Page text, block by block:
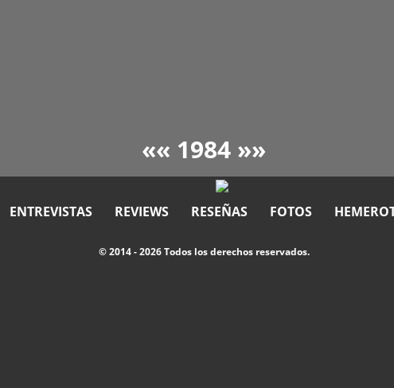
«« 1984 »»
ENTREVISTAS REVIEWS RESEÑAS FOTOS
© 2014 - 2026 Todos los derechos reservados.